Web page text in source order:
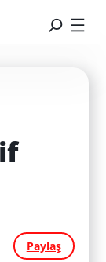
Paylaş